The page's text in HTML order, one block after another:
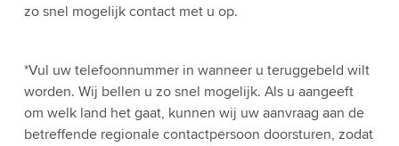
zo snel mogelijk contact met u op.
*Vul uw telefoonnummer in wanneer u teruggebeld wilt
worden. Wij bellen u zo snel mogelijk. Als u aangeeft
om welk land het gaat, kunnen wij uw aanvraag aan de
betreffende regionale contactpersoon doorsturen, zodat